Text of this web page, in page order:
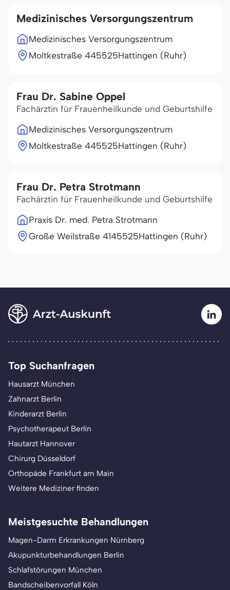
Medizinisches Versorgungszentrum
Medizinisches Versorgungszentrum
Moltkestraße 445525Hattingen (Ruhr)
Frau Dr. Sabine Oppel
Fachärztin für Frauenheilkunde und Geburtshilfe
Medizinisches Versorgungszentrum
Moltkestraße 445525Hattingen (Ruhr)
Frau Dr. Petra Strotmann
Fachärztin für Frauenheilkunde und Geburtshilfe
Praxis Dr. med. Petra Strotmann
Große Weilstraße 4145525Hattingen (Ruhr)
Top Suchanfragen
Hausarzt München
Zahnarzt Berlin
Kinderarzt Berlin
Psychotherapeut Berlin
Hautarzt Hannover
Chirurg Düsseldorf
Orthopäde Frankfurt am Main
Weitere Mediziner finden
Meistgesuchte Behandlungen
Magen-Darm Erkrankungen Nürnberg
Akupunkturbehandlungen Berlin
Schlafstörungen München
Bandscheibenvorfall Köln